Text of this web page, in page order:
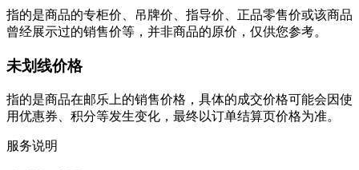
指的是商品的专柜价、吊牌价、指导价、正品零售价或该商品
曾经展示过的销售价等，并非商品的原价，仅供您参考。
未划线价格
指的是商品在邮乐上的销售价格，具体的成交价格可能会因使
用优惠券、积分等发生变化，最终以订单结算页价格为准。
服务说明